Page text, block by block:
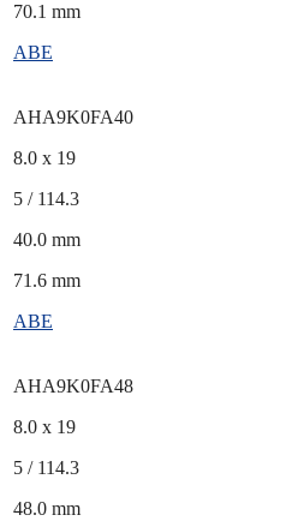
70.1 mm
ABE
AHA9K0FA40
8.0 x 19
5 / 114.3
40.0 mm
71.6 mm
ABE
AHA9K0FA48
8.0 x 19
5 / 114.3
48.0 mm